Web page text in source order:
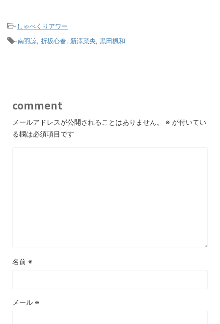
-しゃべくりアワー
-南羽諒 折坂心春 新澤菜央 黒田楓和
comment
メールアドレスが公開されることはありません。 ※ が付いてい
る欄は必須項目です
名前 ※
メール ※